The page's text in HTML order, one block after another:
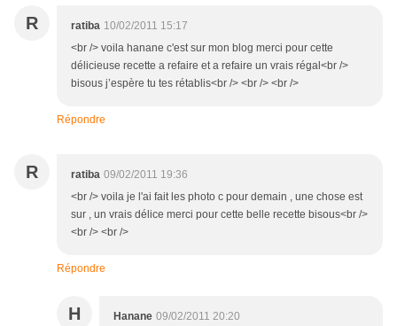
R ratiba 10/02/2011 15:17
<br /> voila hanane c'est sur mon blog merci pour cette
délicieuse recette a refaire et a refaire un vrais régal<br />
bisous j’espère tu tes rétablis<br /> <br /> <br />
Répondre
R ratiba 09/02/2011 19:36
<br /> voila je l'ai fait les photo c pour demain , une chose est
sur , un vrais délice merci pour cette belle recette bisous<br />
<br /> <br />
Répondre
H Hanane 09/02/2011 20:20